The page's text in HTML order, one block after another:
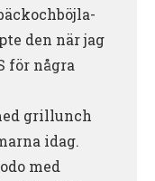
den när jag
för några
grillunch
idag.
med